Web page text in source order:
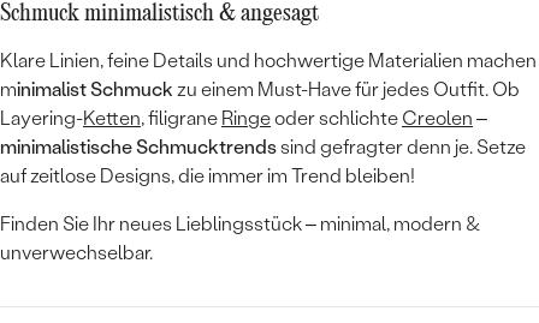
Schmuck minimalistisch & angesagt
Klare Linien, feine Details und hochwertige Materialien machen
minimalist Schmuck zu einem Must-Have für jedes Outfit. Ob
Layering-Ketten, filigrane Ringeoder schlichte Creolen –
minimalistische Schmucktrendssind gefragter denn je. Setze
auf zeitlose Designs, die immer im Trend bleiben!
Finden Sie Ihr neues Lieblingsstück – minimal, modern &
unverwechselbar.